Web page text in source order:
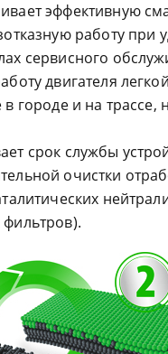
эффективную
работу при
сервисного
двигателя
в городе и на трассе,
срок службы
очистки